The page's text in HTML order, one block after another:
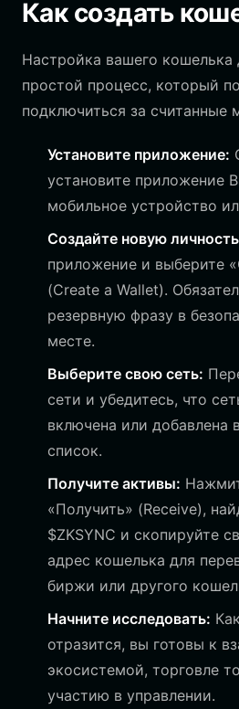
Как создать
Настройка вашего
простой процесс, который
подключиться за считанные
Установите приложение:
установите приложение
мобильное устройство
Создайте новую
приложение и выберите
(Create a Wallet).
резервную фразу в
месте.
Выберите свою сеть:
сети и убедитесь, что
включена или добавлена
список.
Получите активы:
«Получить» (Receive),
$ZKSYNC и скопируйте
адрес кошелька для
биржи или другого
Начните исследовать:
отразится, вы готовы к
экосистемой, торговле
участию в управлении.